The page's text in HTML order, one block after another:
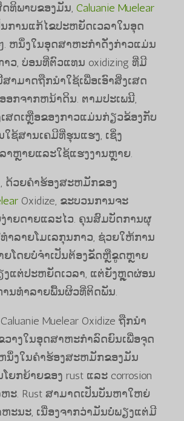
ທິພາບຂອງມັນ, Caluanie Muelear
ນການແກ້ໄຂປະຫຍັດເວລາໃນອຸດ
ຫນຶ່ງໃນອຸດສາຫະກໍາດັ່ງກ່າວແມ່ນ
ວ, ບ່ອນທີ່ຕົວແທນ oxidizing ທີ່ມີ
າມາດຖືກນໍາໃຊ້ເພື່ອເອົາສິ່ງເສດ
ອກຈາກຫນ້າດິນ. ຕາມປະເພນີ,
ສດເຫຼືອຂອງກາວແມ່ນກ່ຽວຂ້ອງກັບ
ຊ້ສານເຄມີທີ່ຮຸນແຮງ, ເຊິ່ງ
າຫຼາຍແລະໃຊ້ແຮງງານຫຼາຍ.
ດ້ວຍຄໍາຮ້ອງສະຫມັກຂອງ
Oxidize, ຂະບວນການຈະ
າຍດາຍແລະໄວ. ຄຸນສົມບັດການຜຸ
າລາຍໂມເລກຸນກາວ, ຊ່ວຍໃຫ້ການ
ຍໂດຍບໍ່ຈໍາເປັນຕ້ອງຂັດຫຼືຂູດຫຼາຍ
ງແຕ່ປະຫຍັດເວລາ, ແຕ່ຍັງຫຼຸດຜ່ອນ
ນທໍາລາຍພື້ນຜິວທີ່ຕິດພັນ.
Muelear Oxidize ຖືກນໍາ
ວາງໃນອຸດສາຫະກໍາລົດຍົນເພື່ອຈຸດ
ນຶ່ງໃນຄໍາຮ້ອງສະຫມັກຂອງມັນ
ຍກຍ້າຍຂອງ rust ແລະ corrosion
ະ. Rust ສາມາດເປັນບັນຫາໃຫຍ່
ະນະ, ເນື່ອງຈາກວ່າມັນບໍ່ພຽງແຕ່ມີ